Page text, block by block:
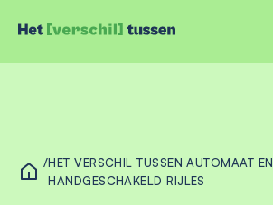
/HET VERSCHIL TUSSEN AUTOMAAT EN
HANDGESCHAKELD RIJLES